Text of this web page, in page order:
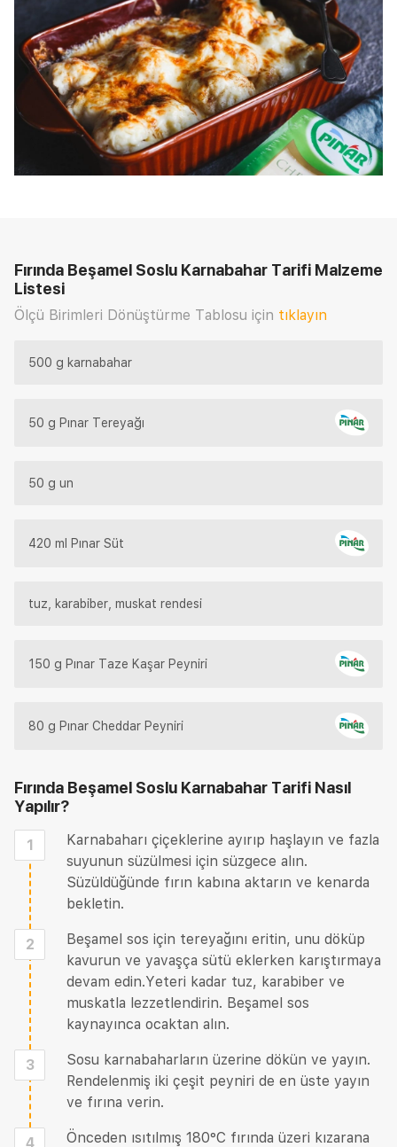
Fırında Beşamel Soslu Karnabahar Tarifi Malzeme
Listesi
Ölçü Birimleri Dönüştürme Tablosu için tıklayın
500 g karnabahar
50 g Pınar Tereyağı
50 g un
420 ml Pınar Süt
tuz, karabiber, muskat rendesi
150 g Pınar Taze Kaşar Peyniri
80 g Pınar Cheddar Peyniri
Fırında Beşamel Soslu Karnabahar Tarifi Nasıl
Yapılır?
1
Karnabaharı çiçeklerine ayırıp haşlayın ve fazla
suyunun süzülmesi için süzgece alın.
Süzüldüğünde fırın kabına aktarın ve kenarda
bekletin.
2
Beşamel sos için tereyağını eritin, unu döküp
kavurun ve yavaşça sütü eklerken karıştırmaya
devam edin.Yeteri kadar tuz, karabiber ve
muskatla lezzetlendirin. Beşamel sos
kaynayınca ocaktan alın.
3
Sosu karnabaharların üzerine dökün ve yayın.
Rendelenmiş iki çeşit peyniri de en üste yayın
ve fırına verin.
4 Önceden ısıtılmış 180°C fırında üzeri kızarana